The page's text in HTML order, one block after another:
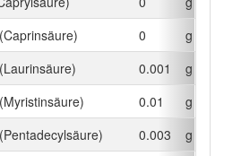
0
g
0.001
g
0.01
g
0.003
g